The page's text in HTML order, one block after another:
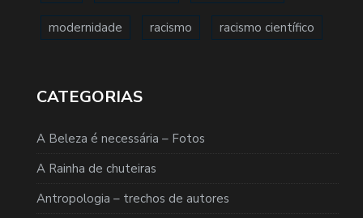
modernidade racismo racismo científico
CATEGORIAS
A Beleza é necessária – Fotos
A Rainha de chuteiras
Antropologia – trechos de autores